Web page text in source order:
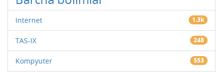
Internet 1.3k
TAS-IX 248
Kompyuter 553